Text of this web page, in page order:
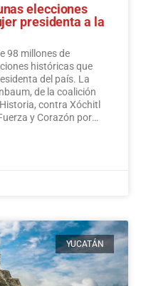
elecciones
presidenta a la
98 millones de
históricas que
del país. La
de la coalición
contra Xóchitl
y Corazón por
YUCATÁN